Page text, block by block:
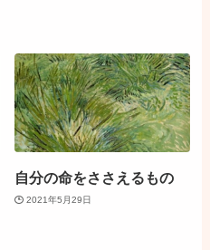
自分の命をささえるもの
2021年5月29日